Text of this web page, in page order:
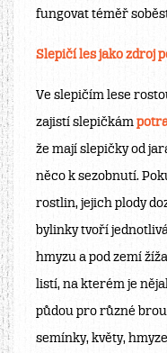
fungovat téměř
Slepičí les jako zdroj
Ve slepičím lese
zajistí slepičkám
že mají slepičky od
něco k sezobnutí.
rostlin, jejich plody
bylinky tvoří
hmyzu a pod zemí
listí, na kterém je
půdou pro různé
semínky, květy,